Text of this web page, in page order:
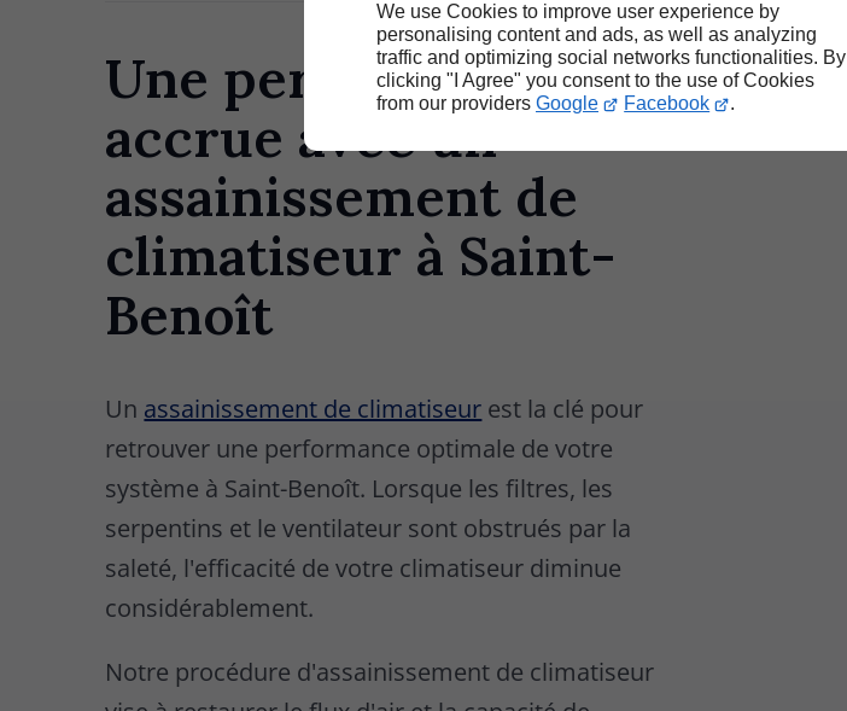
We use Cookies to improve user experience by
personalising content and ads, as well as analyzing
traffic and optimizing social networks functionalities. By
clicking "I Agree" you consent to the use of Cookies
from our providers Google Facebook .
Une performance
accrue avec un
assainissement de
climatiseur à Saint-
Benoît
Un assainissement de climatiseur est la clé pour
retrouver une performance optimale de votre
système à Saint-Benoît. Lorsque les filtres, les
serpentins et le ventilateur sont obstrués par la
saleté, l'efficacité de votre climatiseur diminue
considérablement.
Notre procédure d'assainissement de climatiseur